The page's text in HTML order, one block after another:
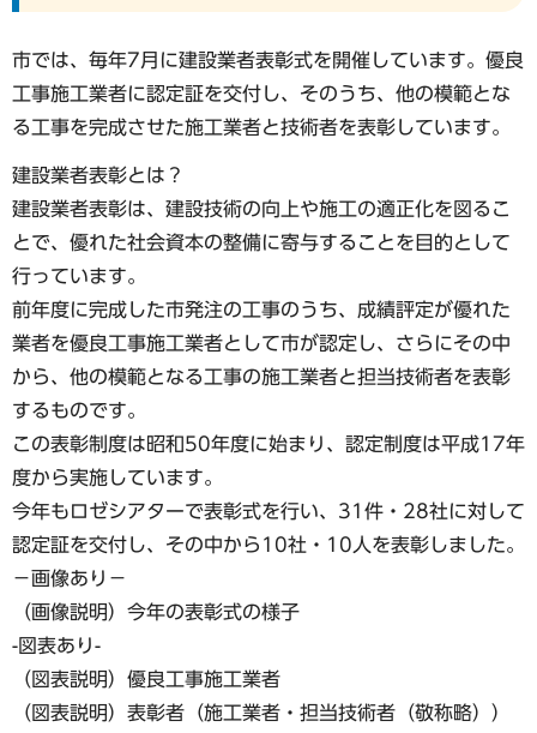
市では、毎年7月に建設業者表彰式を開催しています。優良
工事施工業者に認定証を交付し、そのうち、他の模範とな
る工事を完成させた施工業者と技術者を表彰しています。
建設業者表彰とは？
建設業者表彰は、建設技術の向上や施工の適正化を図るこ
とで、優れた社会資本の整備に寄与することを目的として
行っています。
前年度に完成した市発注の工事のうち、成績評定が優れた
業者を優良工事施工業者として市が認定し、さらにその中
から、他の模範となる工事の施工業者と担当技術者を表彰
するものです。
この表彰制度は昭和50年度に始まり、認定制度は平成17年
度から実施しています。
今年もロゼシアターで表彰式を行い、31件・28社に対して
認定証を交付し、その中から10社・10人を表彰しました。
−画像あり−
（画像説明）今年の表彰式の様子
-図表あり-
（図表説明）優良工事施工業者
（図表説明）表彰者（施工業者・担当技術者（敬称略））